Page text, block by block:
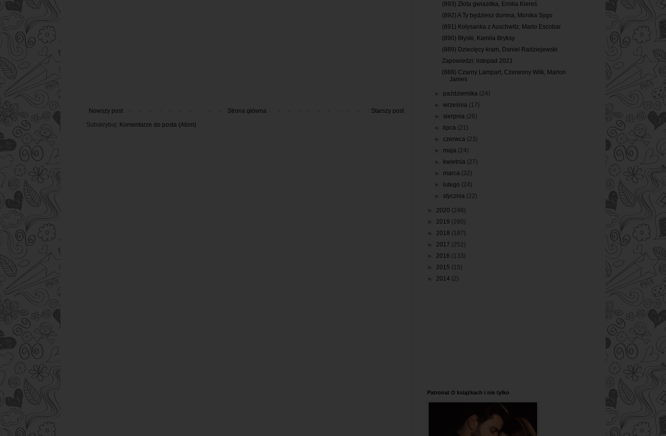
Nowszy post Starszy post
Strona główna
Subskrybuj: Komentarze do posta (Atom)
(893) Złota gwiazdka, Emilia Kiereś
(892) A Ty będziesz dumna, Monika Sygo
(891) Kołysanka z Auschwitz, Mario Escobar
(890) Błyski, Kamila Bryksy
(889) Dziecięcy kram, Daniel Radziejewski
Zapowiedzi: listopad 2021
(888) Czarny Lampart, Czerwony Wilk, Marlon
James
października (24)
►września (17)
sierpnia (26)
lipca (21)
►czerwca (23)
maja (24)
kwietnia (27)
marca (32)
lutego (24)
stycznia (22)
2020 (248)
2019 (260)
2018 (187)
2017 (252)
2016 (133)
2015 (15)
2014 (2)
Patronat O książkach i nie tylko